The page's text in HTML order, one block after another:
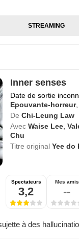
STREAMING
Inner senses
Date de sortie
Epouvante-horreur
De Chi-Leung Law
Avec Waise Lee ,
Chu
Titre originalYee do
Spectateurs
3,2
Mes amis
--
à des